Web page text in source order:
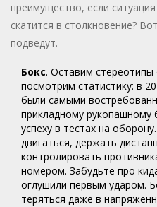
преимущество, если
скатится в столкновение?
подведут.
Бокс. Оставим
посмотрим статистику: в
были самыми
прикладному
успеху в тестах на
двигаться, держать
контролировать
номером. Забудьте про
оглушили первым ударом.
теряться даже в